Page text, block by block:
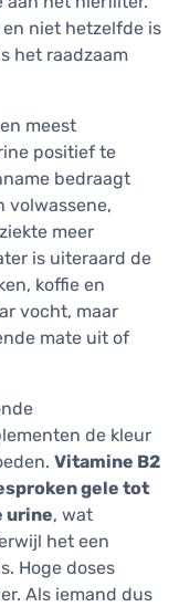
niet hetzelfde is
het raadzaam
meest
positief te
bedraagt
volwassene,
meer
is uiteraard de
koffie en
vocht, maar
mate uit of
de kleur
Vitamine B2
gele tot
urine, wat
het een
Hoge doses
Als iemand dus